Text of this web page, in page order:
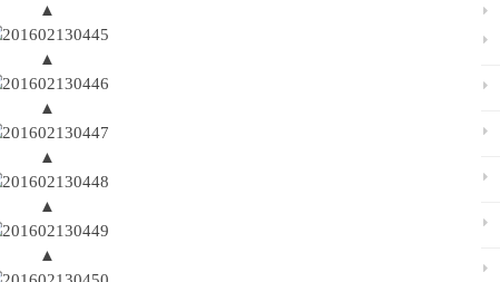
▲
▲
▲
▲
▲
▲